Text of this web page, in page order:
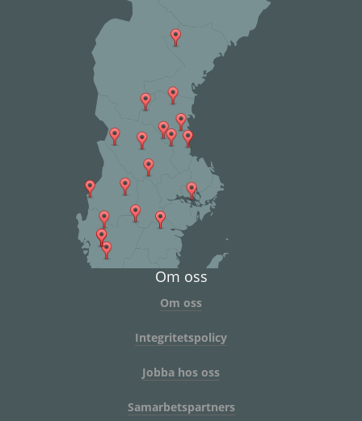
Om oss
Om oss
Integritetspolicy
Jobba hos oss
Samarbetspartners